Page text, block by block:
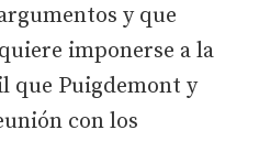
y que
imponerse a la
que Puigdemont y
con los